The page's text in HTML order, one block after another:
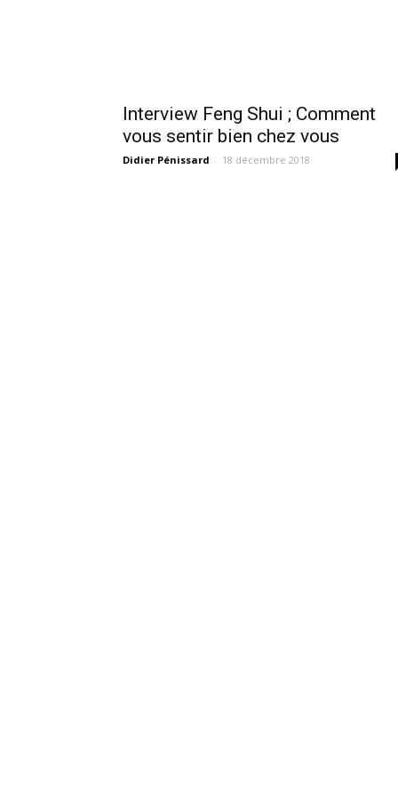
Interview Feng Shui ; Comment
vous sentir bien chez vous
Didier Pénissard - 18 décembre 2018